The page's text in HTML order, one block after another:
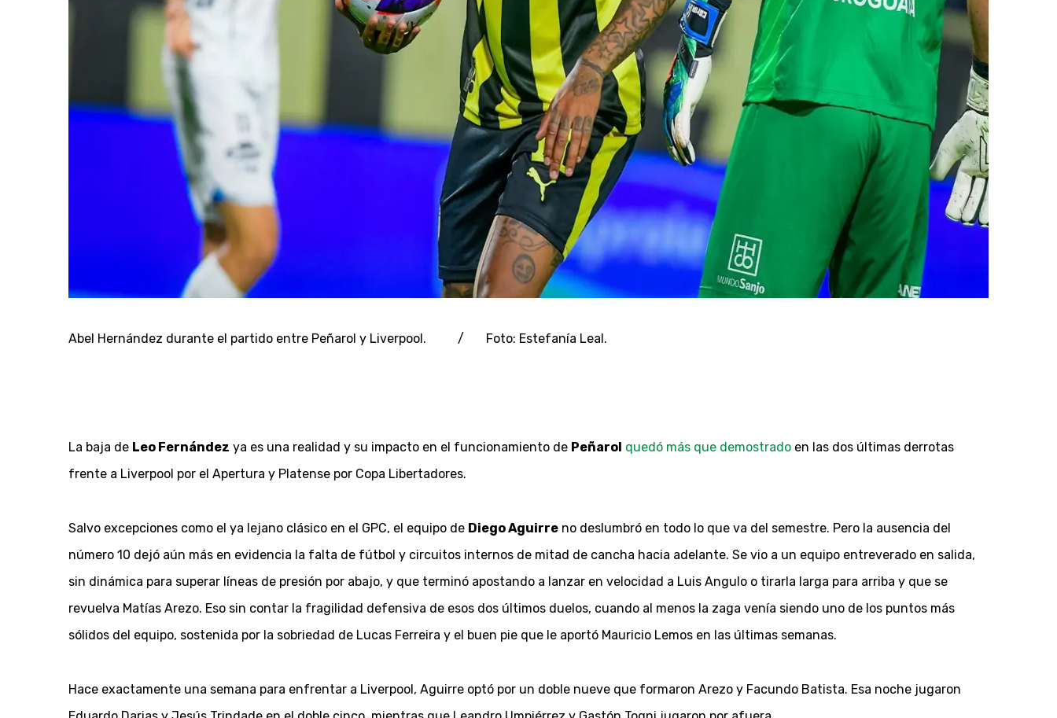
Abel Hernández durante el partido entre Peñarol y Liverpool. / Foto: Estefanía Leal.
La baja de Leo Fernández ya es una realidad y su impacto en el funcionamiento de Peñarol quedó más que demostrado en las dos últimas derrotas
frente a Liverpool por el Apertura y Platense por Copa Libertadores.
Salvo excepciones como el ya lejano clásico en el GPC, el equipo de Diego Aguirre no deslumbró en todo lo que va del semestre. Pero la ausencia del
número 10 dejó aún más en evidencia la falta de fútbol y circuitos internos de mitad de cancha hacia adelante. Se vio a un equipo entreverado en salida,
sin dinámica para superar líneas de presión por abajo, y que terminó apostando a lanzar en velocidad a Luis Angulo o tirarla larga para arriba y que se
revuelva Matías Arezo. Eso sin contar la fragilidad defensiva de esos dos últimos duelos, cuando al menos la zaga venía siendo uno de los puntos más
sólidos del equipo, sostenida por la sobriedad de Lucas Ferreira y el buen pie que le aportó Mauricio Lemos en las últimas semanas.
Hace exactamente una semana para enfrentar a Liverpool, Aguirre optó por un doble nueve que formaron Arezo y Facundo Batista. Esa noche jugaron